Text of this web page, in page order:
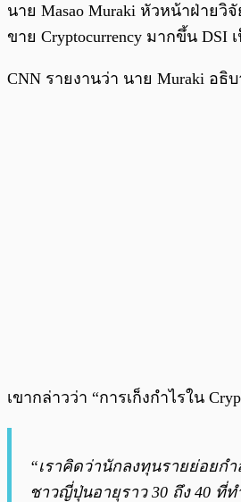
นาย Masao Muraki หัวหน้าฝ่ายวิ
ขาย Cryptocurrency มากขึ้น DSI
CNN รายงานว่า นาย Muraki อธิ
เขากล่าวว่า “การเก็งกำไรใน
“เราคิดว่านักลงทุนรายย่อยกำ
ชาวญี่ปุ่นอายุราว 30 ถึง 40 ที่ท